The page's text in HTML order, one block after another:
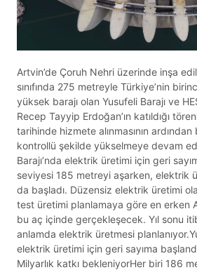
Artvin’de Çoruh Nehri üzerinde inşa
sınıfında 275 metreyle Türkiye’nin
yüksek barajı olan Yusufeli Barajı ve
Recep Tayyip Erdoğan’ın katıldığı
tarihinde hizmete alınmasının
kontrollü şekilde yükselmeye devam
Barajı’nda elektrik üretimi için geri
seviyesi 185 metreyi aşarken, elektrik
da başladı. Düzensiz elektrik üretimi
test üretimi planlamaya göre en erken
bu aç içinde gerçekleşecek. Yıl sonu
anlamda elektrik üretmesi
elektrik üretimi için geri sayıma
Milyarlık katkı bekleniyorHer biri 186